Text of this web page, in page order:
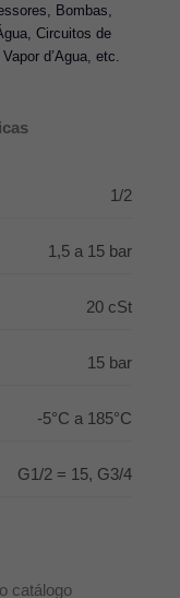
Bombas,
Circuitos de
d’Agua, etc.
1/2
1,5 a 15 bar
20 cSt
15 bar
-5°C a 185°C
G1/2 = 15, G3/4
catálogo